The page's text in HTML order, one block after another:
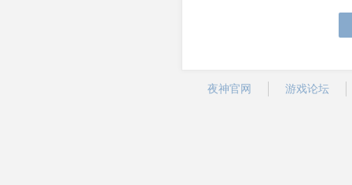
夜神官网 游戏论坛